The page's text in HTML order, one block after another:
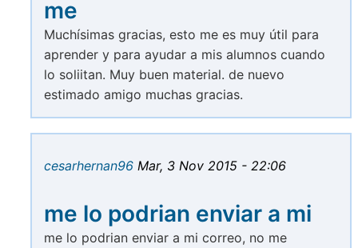
me
Muchísimas gracias, esto me es muy útil para
aprender y para ayudar a mis alumnos cuando
lo soliitan. Muy buen material. de nuevo
estimado amigo muchas gracias.
cesarhernan96 Mar, 3 Nov 2015 - 22:06
me lo podrian enviar a mi
me lo podrian enviar a mi correo, no me